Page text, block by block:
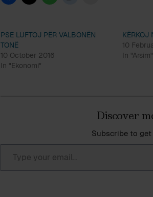
PSE LUFTOJ PËR VALBONËN
TONË
10 October 2016
In "Ekonomi"
KËRKOJ
10
In "Arsim"
Discover
Subscribe to
Type your email…